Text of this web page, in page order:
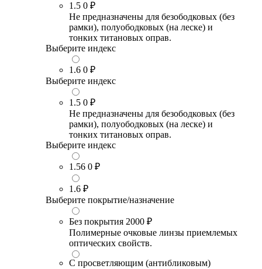
1.5 0 ₽
Не предназначены для безободковых (без
рамки), полуободковых (на леске) и
тонких титановых оправ.
Выберите индекс
1.6 0 ₽
Выберите индекс
1.5 0 ₽
Не предназначены для безободковых (без
рамки), полуободковых (на леске) и
тонких титановых оправ.
Выберите индекс
1.56 0 ₽
1.6 ₽
Выберите покрытие/назначение
Без покрытия 2000 ₽
Полимерные очковые линзы приемлемых
оптических свойств.
С просветляющим (антибликовым)